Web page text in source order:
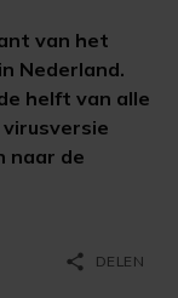
van het
Nederland.
helft van alle
naar de
share DELEN